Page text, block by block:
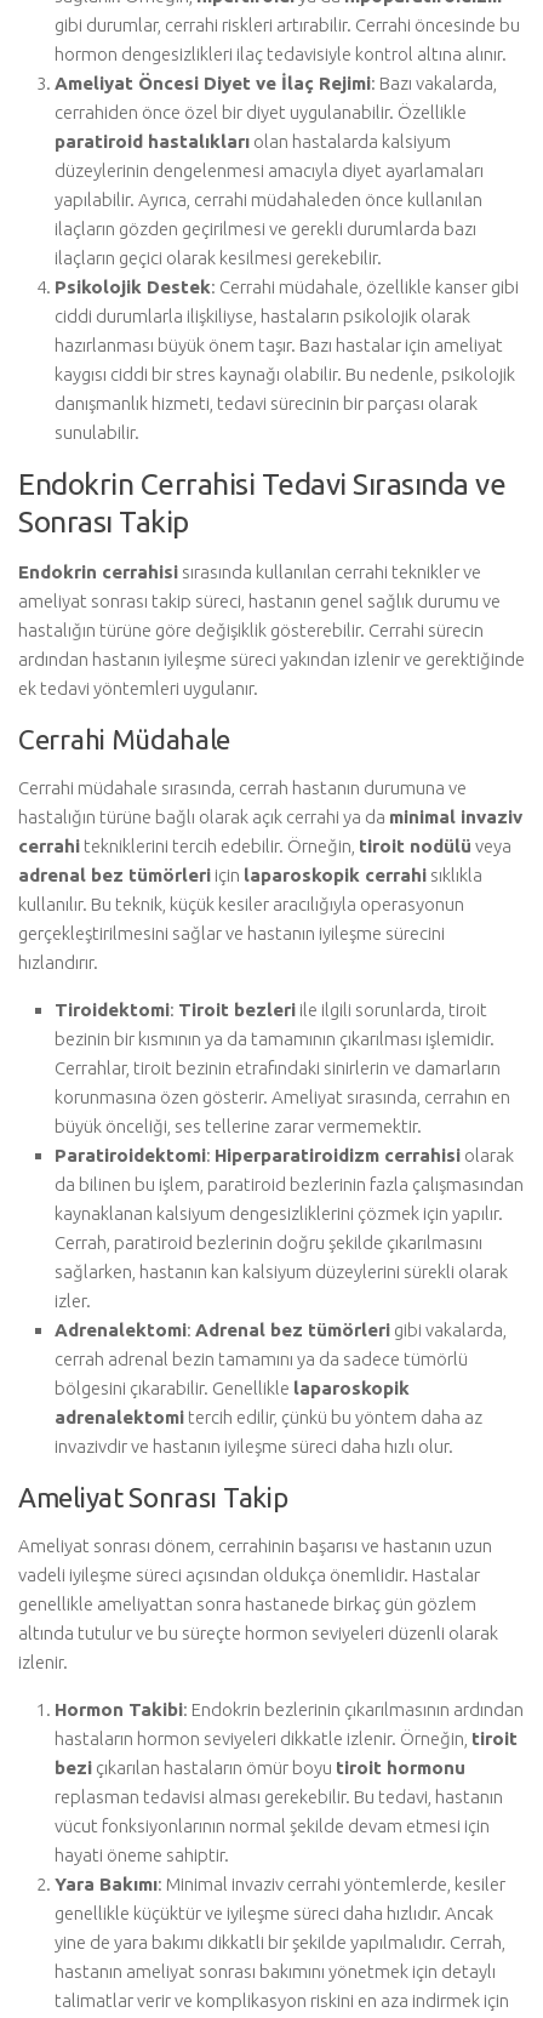
gibi durumlar, cerrahi riskleri artırabilir. Cerrahi öncesinde bu
hormon dengesizlikleri ilaç tedavisiyle kontrol altına alınır.
Ameliyat Öncesi Diyet ve İlaç Rejimi: Bazı vakalarda,
cerrahiden önce özel bir diyet uygulanabilir. Özellikle
paratiroid hastalıkları olan hastalarda kalsiyum
düzeylerinin dengelenmesi amacıyla diyet ayarlamaları
yapılabilir. Ayrıca, cerrahi müdahaleden önce kullanılan
ilaçların gözden geçirilmesi ve gerekli durumlarda bazı
ilaçların geçici olarak kesilmesi gerekebilir.
Psikolojik Destek: Cerrahi müdahale, özellikle kanser gibi
ciddi durumlarla ilişkiliyse, hastaların psikolojik olarak
hazırlanması büyük önem taşır. Bazı hastalar için ameliyat
kaygısı ciddi bir stres kaynağı olabilir. Bu nedenle, psikolojik
danışmanlık hizmeti, tedavi sürecinin bir parçası olarak
sunulabilir.
Endokrin Cerrahisi Tedavi Sırasında ve
Sonrası Takip
Endokrin cerrahisi sırasında kullanılan cerrahi teknikler ve
ameliyat sonrası takip süreci, hastanın genel sağlık durumu ve
hastalığın türüne göre değişiklik gösterebilir. Cerrahi sürecin
ardından hastanın iyileşme süreci yakından izlenir ve gerektiğinde
ek tedavi yöntemleri uygulanır.
Cerrahi Müdahale
Cerrahi müdahale sırasında, cerrah hastanın durumuna ve
hastalığın türüne bağlı olarak açık cerrahi ya da minimal invaziv
cerrahi tekniklerini tercih edebilir. Örneğin, tiroit nodülü veya
adrenal bez tümörleri için laparoskopik cerrahi sıklıkla
kullanılır. Bu teknik, küçük kesiler aracılığıyla operasyonun
gerçekleştirilmesini sağlar ve hastanın iyileşme sürecini
hızlandırır.
Tiroidektomi: Tiroit bezleri ile ilgili sorunlarda, tiroit
bezinin bir kısmının ya da tamamının çıkarılması işlemidir.
Cerrahlar, tiroit bezinin etrafındaki sinirlerin ve damarların
korunmasına özen gösterir. Ameliyat sırasında, cerrahın en
büyük önceliği, ses tellerine zarar vermemektir.
Paratiroidektomi: Hiperparatiroidizm cerrahisi olarak
da bilinen bu işlem, paratiroid bezlerinin fazla çalışmasından
kaynaklanan kalsiyum dengesizliklerini çözmek için yapılır.
Cerrah, paratiroid bezlerinin doğru şekilde çıkarılmasını
sağlarken, hastanın kan kalsiyum düzeylerini sürekli olarak
izler.
Adrenalektomi: Adrenal bez tümörleri gibi vakalarda,
cerrah adrenal bezin tamamını ya da sadece tümörlü
bölgesini çıkarabilir. Genellikle laparoskopik
adrenalektomi tercih edilir, çünkü bu yöntem daha az
invazivdir ve hastanın iyileşme süreci daha hızlı olur.
Ameliyat Sonrası Takip
Ameliyat sonrası dönem, cerrahinin başarısı ve hastanın uzun
vadeli iyileşme süreci açısından oldukça önemlidir. Hastalar
genellikle ameliyattan sonra hastanede birkaç gün gözlem
altında tutulur ve bu süreçte hormon seviyeleri düzenli olarak
izlenir.
Hormon Takibi: Endokrin bezlerinin çıkarılmasının ardından
hastaların hormon seviyeleri dikkatle izlenir. Örneğin, tiroit
bezi çıkarılan hastaların ömür boyu tiroit hormonu
replasman tedavisi alması gerekebilir. Bu tedavi, hastanın
vücut fonksiyonlarının normal şekilde devam etmesi için
hayati öneme sahiptir.
Yara Bakımı: Minimal invaziv cerrahi yöntemlerde, kesiler
genellikle küçüktür ve iyileşme süreci daha hızlıdır. Ancak
yine de yara bakımı dikkatli bir şekilde yapılmalıdır. Cerrah,
hastanın ameliyat sonrası bakımını yönetmek için detaylı
talimatlar verir ve komplikasyon riskini en aza indirmek için